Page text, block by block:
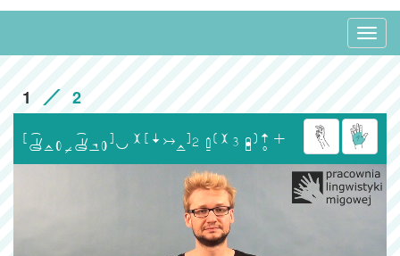
1 2
